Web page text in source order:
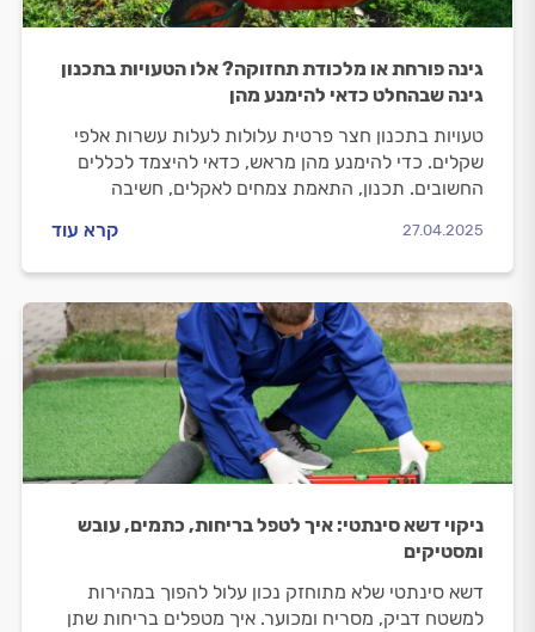
גינה פורחת או מלכודת תחזוקה? אלו הטעויות בתכנון
גינה שבהחלט כדאי להימנע מהן
טעויות בתכנון חצר פרטית עלולות לעלות עשרות אלפי
שקלים. כדי להימנע מהן מראש, כדאי להיצמד לכללים
החשובים. תכנון, התאמת צמחים לאקלים, חשיבה
מיותרת ועוגמת נפש
27.04.2025 קרא עוד
ניקוי דשא סינתטי: איך לטפל בריחות, כתמים, עובש
ומסטיקים
דשא סינתטי שלא מתוחזק נכון עלול להפוך במהירות
למשטח דביק, מסריח ומכוער. איך מטפלים בריחות שתן